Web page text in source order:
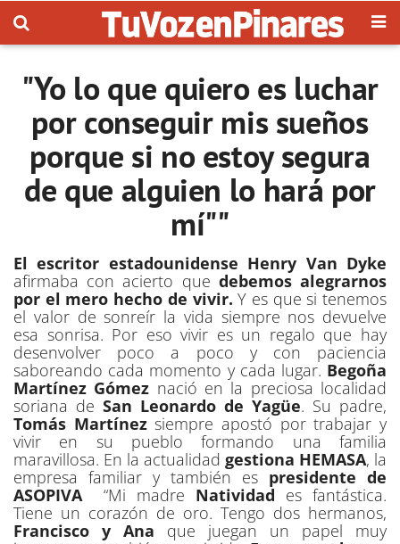
"Yo lo que quiero es luchar
por conseguir mis sueños
porque si no estoy segura
de que alguien lo hará por
mí""
El escritor estadounidense Henry Van Dyke
afirmaba con acierto que debemos alegrarnos
por el mero hecho de vivir. Y es que si tenemos
el valor de sonreír la vida siempre nos devuelve
esa sonrisa. Por eso vivir es un regalo que hay
desenvolver poco a poco y con paciencia
saboreando cada momento y cada lugar. Begoña
Martínez Gómez nació en la preciosa localidad
soriana de San Leonardo de Yagüe. Su padre,
Tomás Martínezsiempre apostó por trabajar y
vivir en su pueblo formando una familia
maravillosa. En la actualidad gestiona HEMASA, la
empresa familiar y también es presidente de
ASOPIVA“Mi madre Natividad es fantástica.
Tiene un corazón de oro. Tengo dos hermanos,
Francisco y Ana que juegan un papel muy